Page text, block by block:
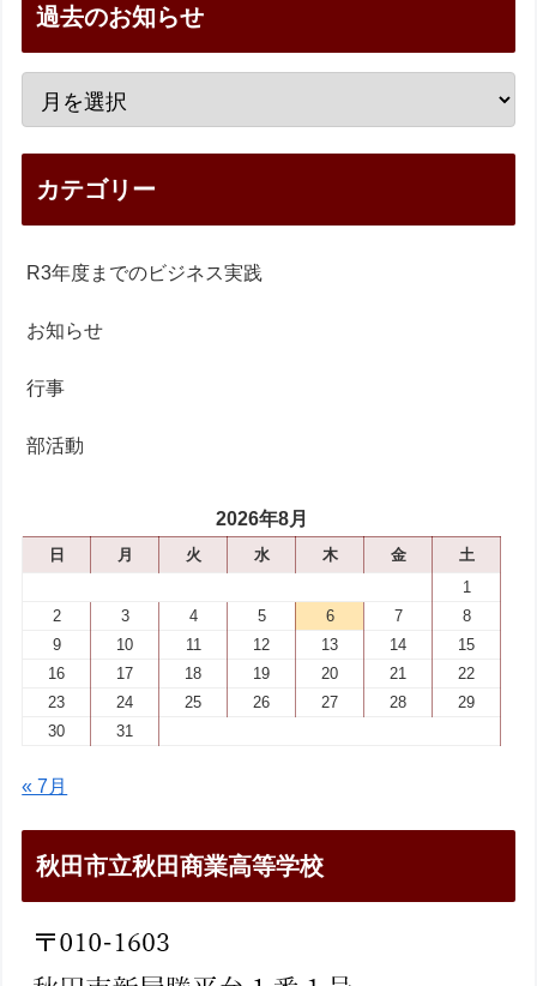
過去のお知らせ
カテゴリー
R3年度までのビジネス実践
お知らせ
行事
部活動
2026年8月
日 月 火 水 木 金
土
1
2
3 4 5 6 7
8
9
10 11 12 13 14
15
16
17 18 19 20 21
22
23
24 25 26 27 28
29
30
31
« 7月
秋田市立秋田商業高等学校